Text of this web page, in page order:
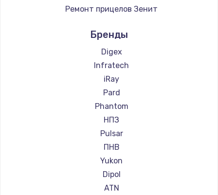
Ремонт прицелов Зенит
Ремонт прицелов Artelv
Ремонт прицелов Hakko
Ремонт прицелов HALES
Ремонт прицелов Leica
Ремонт прицелов Vector Optics
Ремонт прицелов Carl Zeiss
Ремонт прицелов Zeiss
Ремонт прицелов AGM Global Vision
Ремонт прицелов Pilad
Ремонт прицелов Arkon
Ремонт прицелов ANYSMART
Ремонт прицелов FLIR
Бренды
Digex
Infratech
iRay
Pard
Phantom
НПЗ
Pulsar
ПНВ
Yukon
Dipol
ATN